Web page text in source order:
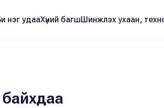
нэг удааХүний багшШинжлэх ухаан,